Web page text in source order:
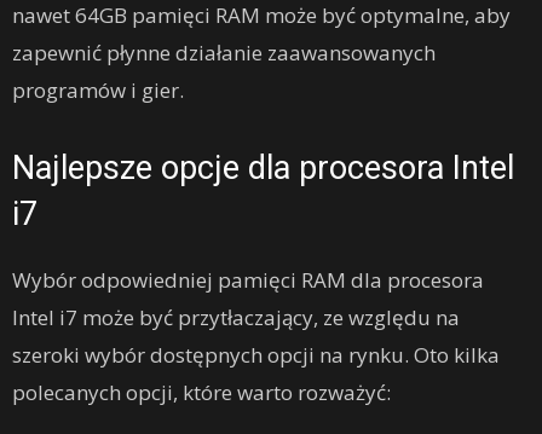
nawet 64GB pamięci RAM może być optymalne, aby
zapewnić płynne działanie zaawansowanych
programów i gier.
Najlepsze opcje dla procesora Intel
i7
Wybór odpowiedniej pamięci RAM dla procesora
Intel i7 może być przytłaczający, ze względu na
szeroki wybór dostępnych opcji na rynku. Oto kilka
polecanych opcji, które warto rozważyć: